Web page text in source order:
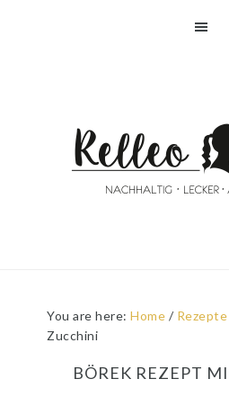
You are here:Home / Rezepte
Zucchini
BÖREK REZEPT